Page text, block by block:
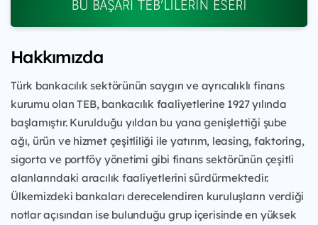
Hakkımızda
Türk bankacılık sektörünün saygın ve ayrıcalıklı finans
kurumu olan TEB, bankacılık faaliyetlerine 1927 yılında
başlamıştır. Kurulduğu yıldan bu yana genişlettiği şube
ağı, ürün ve hizmet çeşitliliği ile yatırım, leasing, faktoring,
sigorta ve portföy yönetimi gibi finans sektörünün çeşitli
alanlarındaki aracılık faaliyetlerini sürdürmektedir.
Ülkemizdeki bankaları derecelendiren kuruluşların verdiği
notlar açısından ise bulunduğu grup içerisinde en yüksek